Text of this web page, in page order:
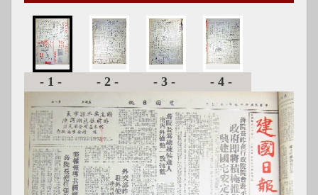
-1- -2- -3- -4-